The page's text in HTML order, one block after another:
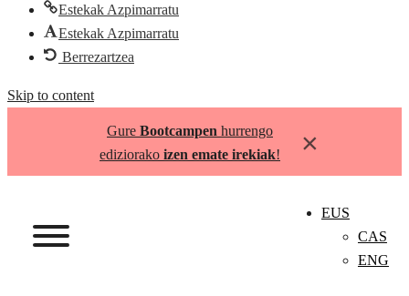
Estekak Azpimarratu
Estekak Azpimarratu
Berrezartzea
Skip to content
Gure Bootcampen hurrengo
ediziorako izen emate irekiak! ×
EUS
CAS
ENG